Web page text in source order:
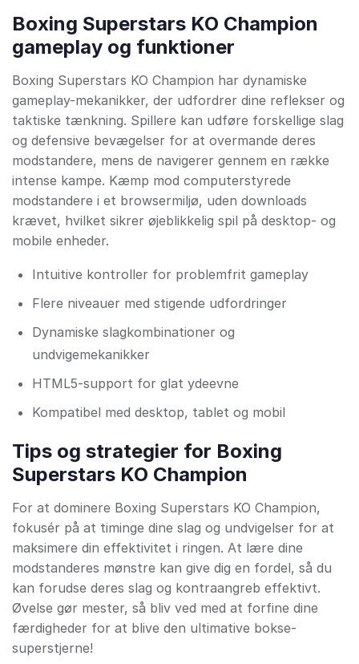
Boxing Superstars KO Champion
gameplay og funktioner
Boxing Superstars KO Champion har dynamiske
gameplay-mekanikker, der udfordrer dine reflekser og
taktiske tænkning. Spillere kan udføre forskellige slag
og defensive bevægelser for at overmande deres
modstandere, mens de navigerer gennem en række
intense kampe. Kæmp mod computerstyrede
modstandere i et browsermiljø, uden downloads
krævet, hvilket sikrer øjeblikkelig spil på desktop- og
mobile enheder.
Intuitive kontroller for problemfrit gameplay
Flere niveauer med stigende udfordringer
Dynamiske slagkombinationer og
undvigemekanikker
HTML5-support for glat ydeevne
Kompatibel med desktop, tablet og mobil
Tips og strategier for Boxing
Superstars KO Champion
For at dominere Boxing Superstars KO Champion,
fokusér på at timinge dine slag og undvigelser for at
maksimere din effektivitet i ringen. At lære dine
modstanderes mønstre kan give dig en fordel, så du
kan forudse deres slag og kontraangreb effektivt.
Øvelse gør mester, så bliv ved med at forfine dine
færdigheder for at blive den ultimative bokse-
superstjerne!